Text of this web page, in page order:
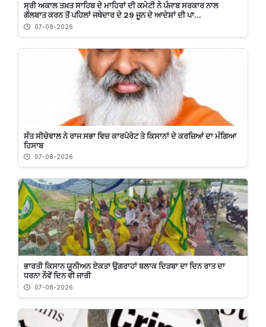
ਸ੍ਰੀ ਅਕਾਲ ਤਖ਼ਤ ਸਾਹਿਬ ਦੇ ਮਾਹਿਰਾਂ ਦੀ ਕਮੇਟੀ ਨੇ ਪੰਜਾਬ ਸਰਕਾਰ ਨਾਲ
ਗੱਲਬਾਤ ਕਰਨ ਤੋਂ ਪਹਿਲਾਂ ਜਥੇਦਾਰ ਦੇ 29 ਜੂਨ ਦੇ ਆਦੇਸ਼ਾਂ ਦੀ ਪਾ...
07-08-2026
ਸੰਤ ਸੀਚੇਵਾਲ ਨੇ ਰਾਜ ਸਭਾ ਵਿਚ ਕਾਰਪੋਰੇਟ ਤੇ ਕਿਸਾਨਾਂ ਦੇ ਕਰਜ਼ਿਆਂ ਦਾ ਮੰਗਿਆ
ਹਿਸਾਬ
07-08-2026
ਭਾਰਤੀ ਕਿਸਾਨ ਯੂਨੀਅਨ ਏਕਤਾ ਉਗਰਾਹਾਂ ਬਲਾਕ ਦਿੜਬਾ ਦਾ ਦਿਨ ਰਾਤ ਦਾ
ਧਰਨਾ ਨੌਵੇਂ ਦਿਨ ਵੀ ਜਾਰੀ
07-08-2026